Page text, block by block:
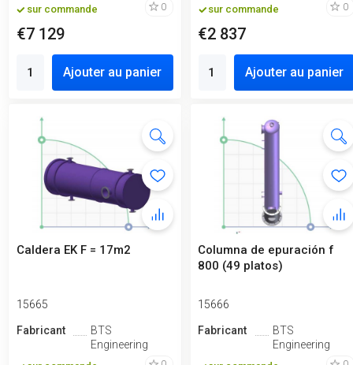
sur commande 0
€7 129
Ajouter au panier
sur commande 0
€2 837
Ajouter au panier
Caldera EK F = 17m2
15665
Fabricant
BTS
Engineering
Columna de epuración f
800 (49 platos)
15666
Fabricant
BTS
Engineering